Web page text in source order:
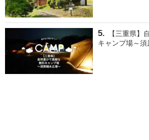
【三重県】
キャンプ場～須